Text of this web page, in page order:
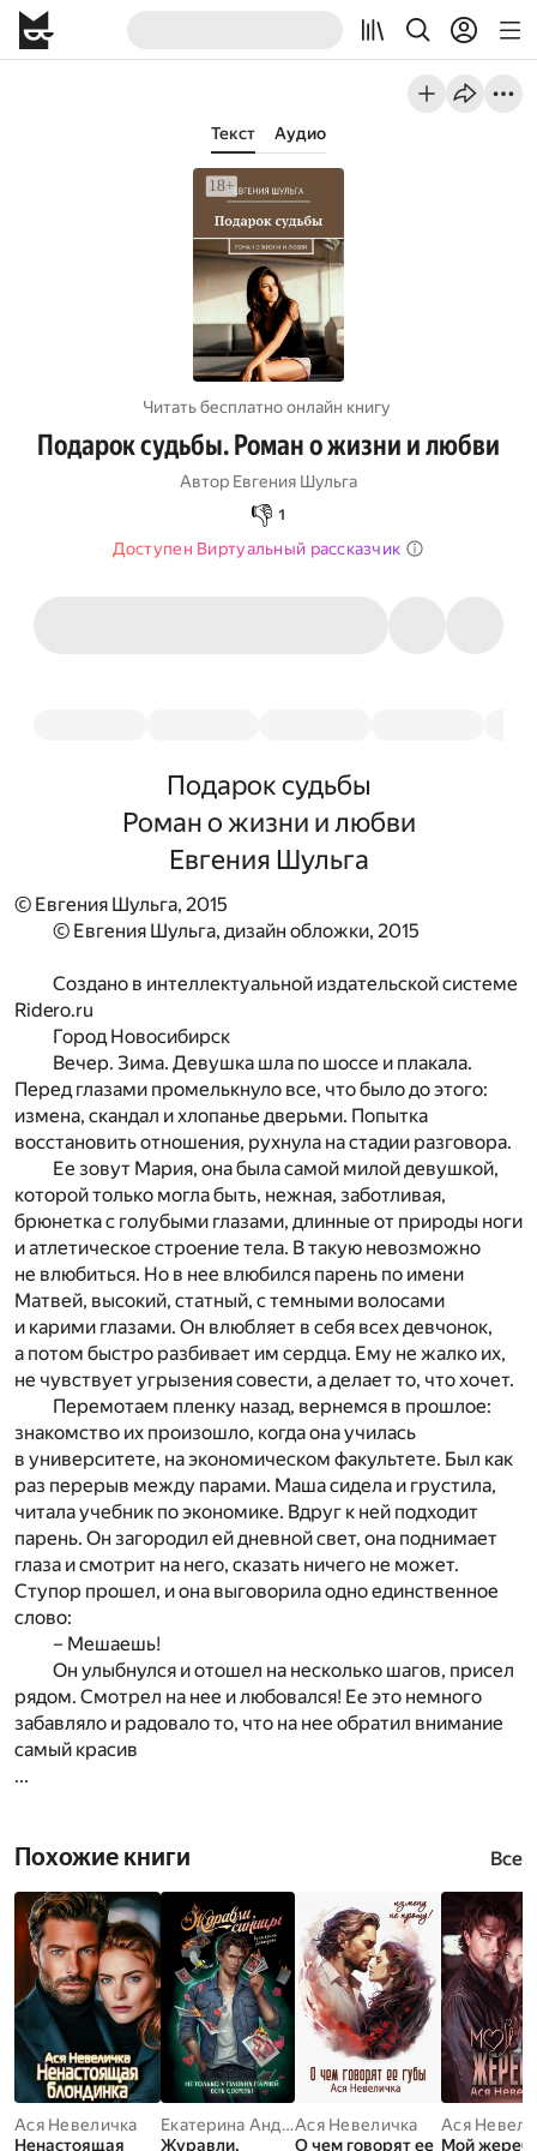
Текст Аудио
Читать бесплатно онлайн книгу
Подарок судьбы. Роман о жизни и любви
Автор Евгения Шульга
👎 1
Доступен Виртуальный рассказчик
Подарок судьбы
Роман о жизни и любви
Евгения Шульга
© Евгения Шульга, 2015
© Евгения Шульга, дизайн обложки, 2015
Создано в интеллектуальной издательской системе
Ridero.ru
Город Новосибирск
Вечер. Зима. Девушка шла по шоссе и плакала.
Перед глазами промелькнуло все, что было до этого:
измена, скандал и хлопанье дверьми. Попытка
восстановить отношения, рухнула на стадии разговора.
Ее зовут Мария, она была самой милой девушкой,
которой только могла быть, нежная, заботливая,
брюнетка с голубыми глазами, длинные от природы ноги
и атлетическое строение тела. В такую невозможно
не влюбиться. Но в нее влюбился парень по имени
Матвей, высокий, статный, с темными волосами
и карими глазами. Он влюбляет в себя всех девчонок,
а потом быстро разбивает им сердца. Ему не жалко их,
не чувствует угрызения совести, а делает то, что хочет.
Перемотаем пленку назад, вернемся в прошлое:
знакомство их произошло, когда она училась
в университете, на экономическом факультете. Был как
раз перерыв между парами. Маша сидела и грустила,
читала учебник по экономике. Вдруг к ней подходит
парень. Он загородил ей дневной свет, она поднимает
глаза и смотрит на него, сказать ничего не может.
Ступор прошел, и она выговорила одно единственное
слово:
– Мешаешь!
Он улыбнулся и отошел на несколько шагов, присел
рядом. Смотрел на нее и любовался! Ее это немного
забавляло и радовало то, что на нее обратил внимание
самый красив
...
Похожие книги Все
Ася Невеличка
Ненастоящая
Екатерина Андреевна Давыдова
Журавли,
Ася Невеличка
О чем говорят ее
Ася
Мой